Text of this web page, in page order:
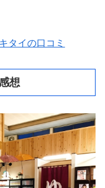
タイの口コミ
想